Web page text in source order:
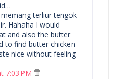
terliur tengok
Hahaha I would
and also the butter
to find butter chicken
nice without feeling
7:03 PM